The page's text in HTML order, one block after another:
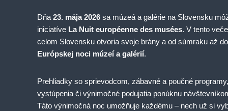
g
á
c
i
a
Dňa23. mája 2026 sa múzeá a galérie na Slovensku
iniciatíve La Nuit européenne des musées. V tento
celom Slovensku otvoria svoje brány a od súmraku až
Európskej noci múzeí a galérií.
Prehliadky so sprievodcom, zábavné a poučné
vystúpenia či výnimočné podujatia ponúknu
Táto výnimočná noc umožňuje každému – nech už si